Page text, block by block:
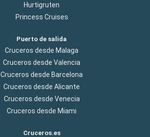
Hurtigruten
Princess Cruises
Puerto de salida
Cruceros desde Malaga
Cruceros desde Valencia
Cruceros desde Barcelona
Cruceros desde Alicante
Cruceros desde Venecia
Cruceros desde Miami
Cruceros.es